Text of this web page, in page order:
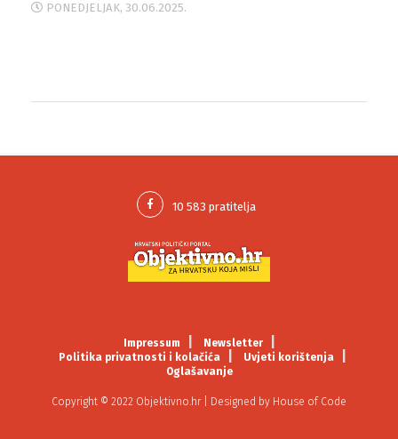
PONEDJELJAK, 30.06.2025.
Impressum
Newsletter
Politika privatnosti i kolačića
Uvjeti korištenja
Oglašavanje
Copyright © 2022 Objektivno.hr | Designed by House of Code